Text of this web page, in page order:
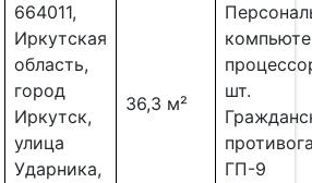
664011,
Иркутская
область,
город
Иркутск,
улица
Ударника,
36,3 м²
шт.
ГП-9